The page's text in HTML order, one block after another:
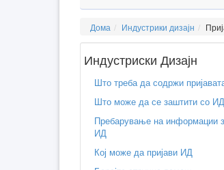
Дома Индустрики дизајн
Индустриски Дизајн
Што треба да содржи
Што може да се заштити со ИД
Пребарување на информации
ИД
Кој може да пријави ИД